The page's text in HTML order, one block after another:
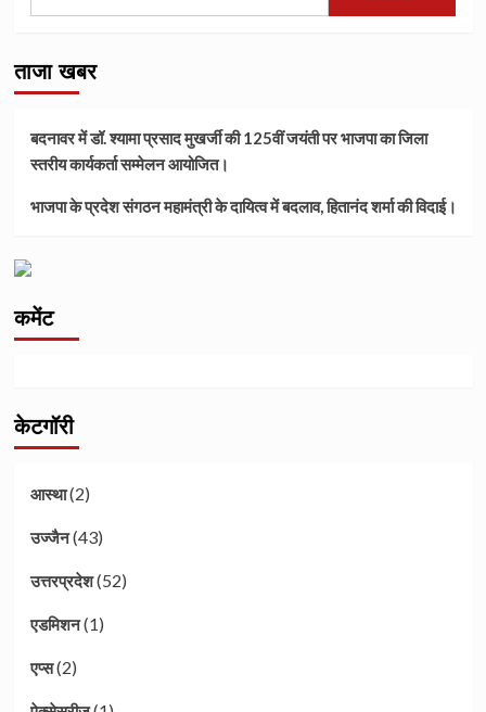
ताजा खबर
बदनावर में डॉ. श्यामा प्रसाद मुखर्जी की 125वीं जयंती पर भाजपा का जिला
स्तरीय कार्यकर्ता सम्मेलन आयोजित।
भाजपा के प्रदेश संगठन महामंत्री के दायित्व में बदलाव, हितानंद शर्मा की विदाई।
कमेंट
केटगॉरी
आस्था(2)
उज्जैन(43)
उत्तरप्रदेश(52)
एडमिशन(1)
एप्स(2)